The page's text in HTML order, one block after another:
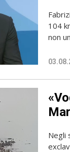
104
non
Negli